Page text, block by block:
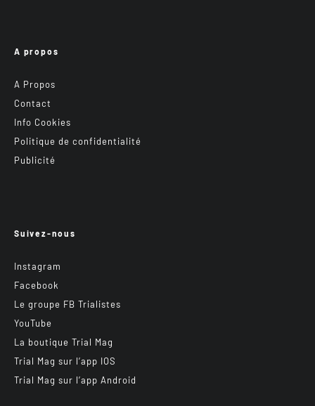
A propos
A Propos
Contact
Info Cookies
Politique de confidentialité
Publicité
Suivez-nous
Instagram
Facebook
Le groupe FB Trialistes
YouTube
La boutique Trial Mag
Trial Mag sur l’app IOS
Trial Mag sur l’app Android